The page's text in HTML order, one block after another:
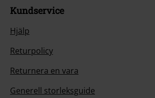
Kundservice
Hjälp
Returpolicy
Returnera en vara
Generell storleksguide